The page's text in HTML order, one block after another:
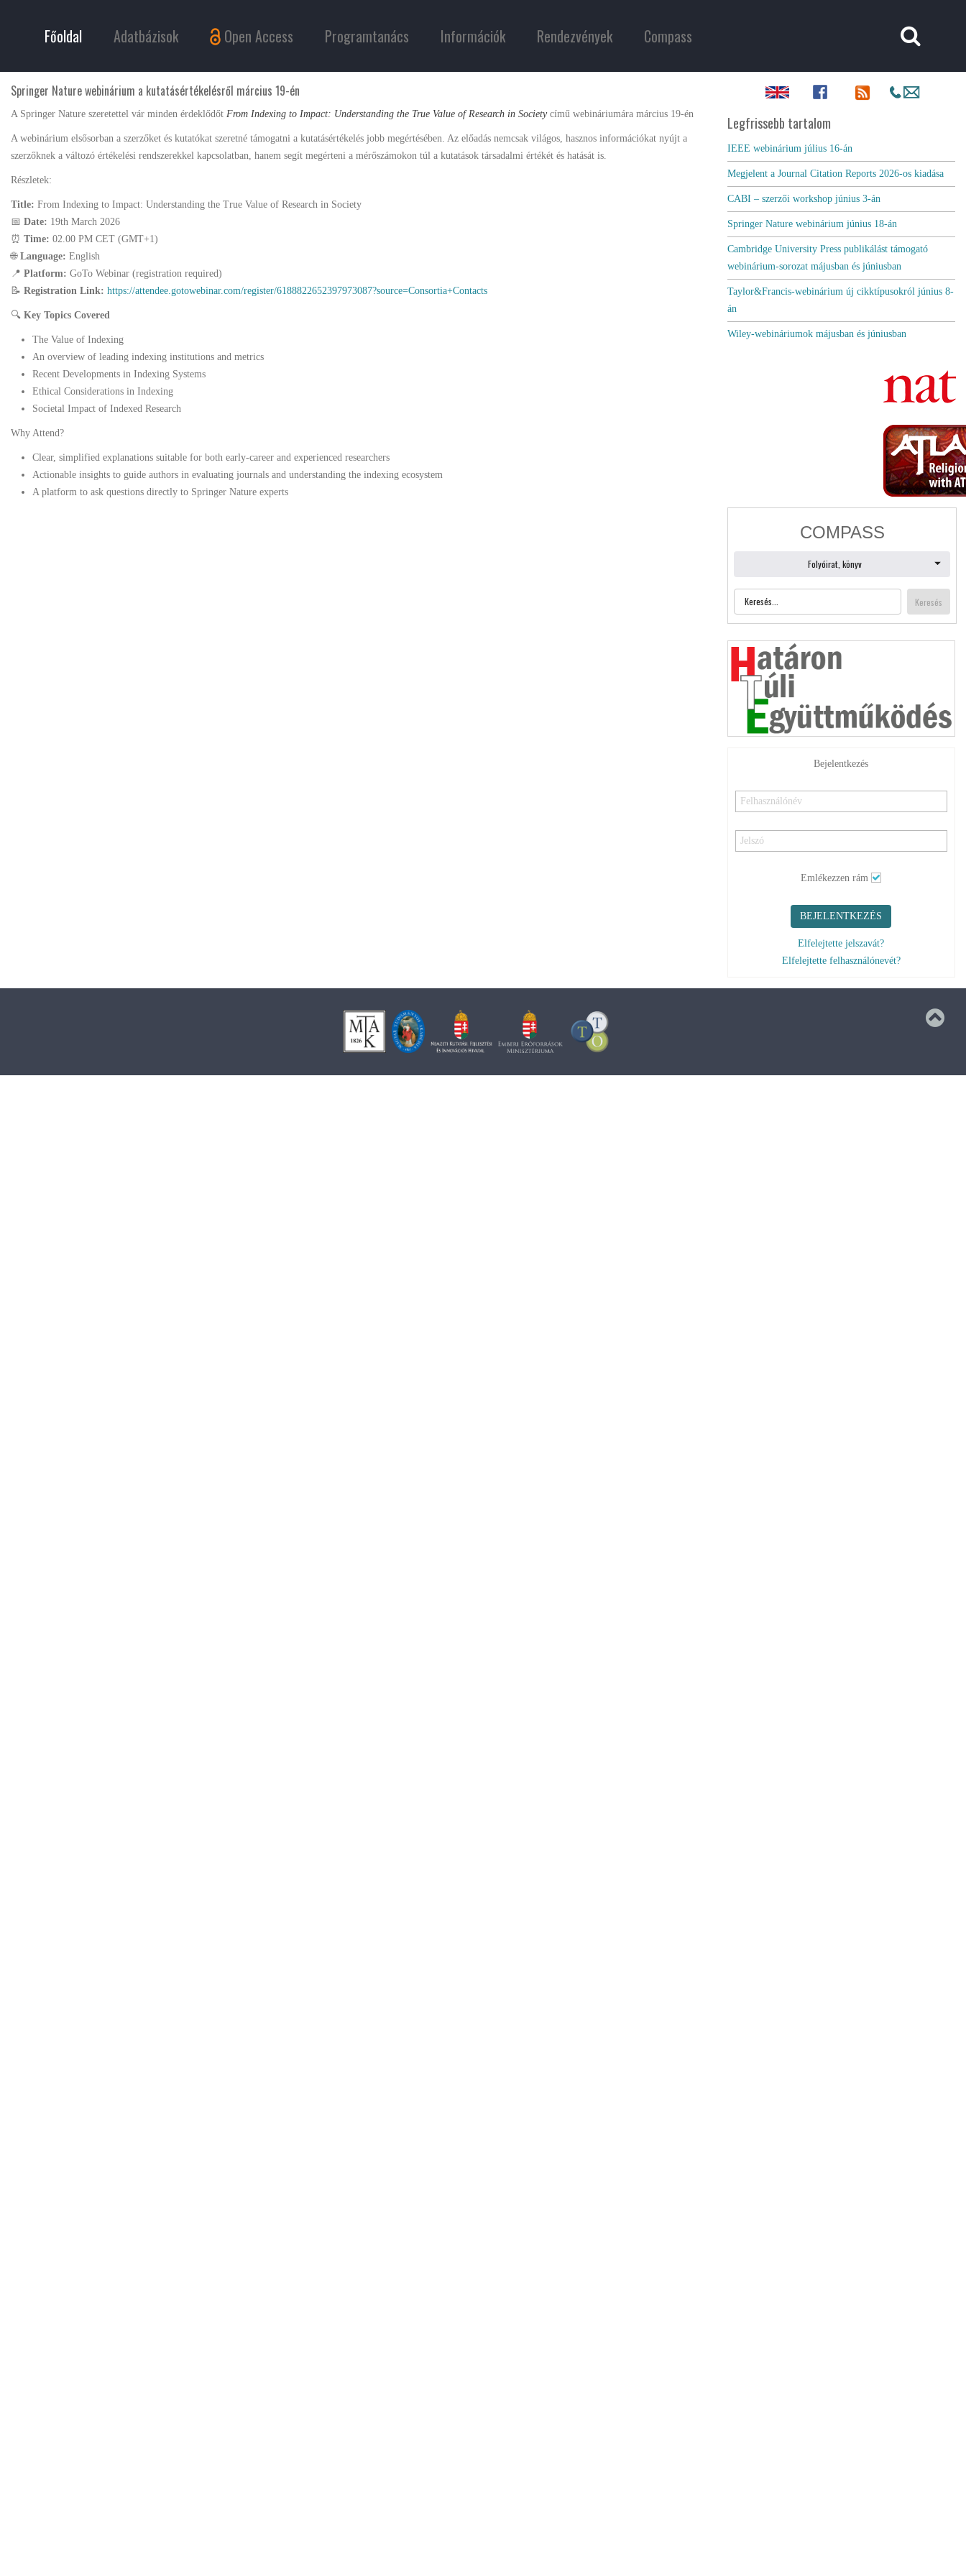
Főoldal Adatbázisok Open Access Programtanács Információk Rendezvények Compass
Springer Nature webinárium a kutatásértékelésről március 19-én
A Springer Nature szeretettel vár minden érdeklődőt From Indexing to Impact: Understanding the True Value of Research in Societycímű webináriumára március 19-én
A webinárium elsősorban a szerzőket és kutatókat szeretné támogatni a kutatásértékelés jobb megértésében. Az előadás nemcsak világos, hasznos információkat nyújt a
szerzőknek a változó értékelési rendszerekkel kapcsolatban, hanem segít megérteni a mérőszámokon túl a kutatások társadalmi értékét és hatását is.
Részletek:
Title: From Indexing to Impact: Understanding the True Value of Research in Society
📅 Date: 19th March 2026
⏰ Time: 02.00 PM CET (GMT+1)
🌐 Language: English
📍 Platform: GoTo Webinar (registration required)
📝 Registration Link: https://attendee.gotowebinar.com/register/6188822652397973087?source=Consortia+Contacts
🔍 Key Topics Covered
The Value of Indexing
An overview of leading indexing institutions and metrics
Recent Developments in Indexing Systems
Ethical Considerations in Indexing
Societal Impact of Indexed Research
Why Attend?
Clear, simplified explanations suitable for both early‑career and experienced researchers
Actionable insights to guide authors in evaluating journals and understanding the indexing ecosystem
A platform to ask questions directly to Springer Nature experts
Legfrissebb tartalom
IEEE webinárium július 16-án
Megjelent a Journal Citation Reports 2026-os kiadása
CABI – szerzői workshop június 3-án
Springer Nature webinárium június 18-án
Cambridge University Press publikálást támogató
webinárium-sorozat májusban és júniusban
Taylor&Francis-webinárium új cikktípusokról június 8-
án
Wiley-webináriumok májusban és júniusban
Elfelejtette jelszavát?